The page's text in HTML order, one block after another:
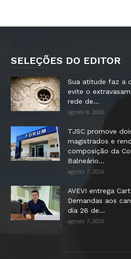
SELEÇÕES DO EDITOR
Sua atitude faz a
evite o
rede de...
agosto 8, 2026
TJSC promove
magistrados e
composição da
Balneário...
agosto 7, 2026
AVEVI entrega
Demandas aos
dia 26 de...
agosto 7, 2026